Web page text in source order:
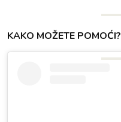
KAKO MOŽETE POMOĆI?